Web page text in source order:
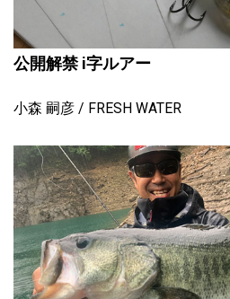
公開解禁 i字ルアー
小森 嗣彦 FRESH WATER